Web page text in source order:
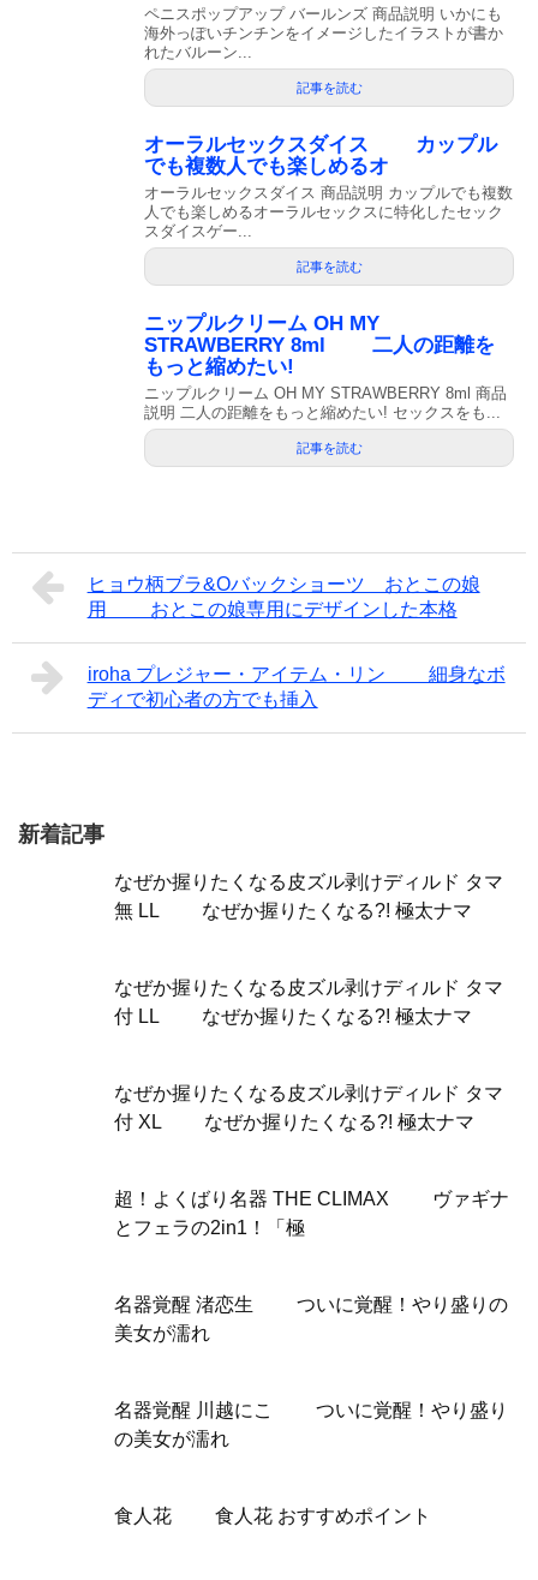
ペニスポップアップ バールンズ 商品説明 いかにも
海外っぽいチンチンをイメージしたイラストが書か
れたバルーン...
記事を読む
オーラルセックスダイス カップル
でも複数人でも楽しめるオ
オーラルセックスダイス 商品説明 カップルでも複数
人でも楽しめるオーラルセックスに特化したセック
スダイスゲー...
記事を読む
ニップルクリーム OH MY
STRAWBERRY 8ml 二人の距離を
もっと縮めたい!
ニップルクリーム OH MY STRAWBERRY 8ml 商品
説明 二人の距離をもっと縮めたい! セックスをも...
記事を読む
ヒョウ柄ブラ&Oバックショーツ おとこの娘
用 おとこの娘専用にデザインした本格
iroha プレジャー・アイテム・リン 細身なボ
ディで初心者の方でも挿入
新着記事
なぜか握りたくなる皮ズル剥けディルド タマ
無 LL なぜか握りたくなる?! 極太ナマ
なぜか握りたくなる皮ズル剥けディルド タマ
付 LL なぜか握りたくなる?! 極太ナマ
なぜか握りたくなる皮ズル剥けディルド タマ
付 XL なぜか握りたくなる?! 極太ナマ
超！よくばり名器 THE CLIMAX ヴァギナ
とフェラの2in1！「極
名器覚醒 渚恋生 ついに覚醒！やり盛りの
美女が濡れ
名器覚醒 川越にこ ついに覚醒！やり盛り
の美女が濡れ
食人花 食人花 おすすめポイント